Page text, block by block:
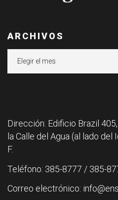
ARCHIVOS
Dirección: Edificio Brazil
la Calle del Agua (al lado del
F.
Teléfono: 385-8777 / 385-
Correo electrónico: